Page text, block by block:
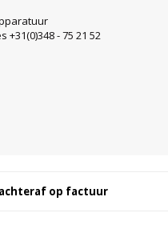
+31(0)348 - 75 21 52
achteraf op factuur